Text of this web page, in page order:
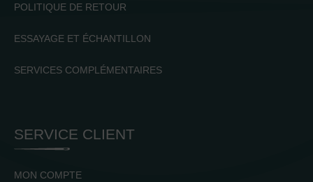
POLITIQUE DE RETOUR
ESSAYAGE ET ÉCHANTILLON
SERVICES COMPLÉMENTAIRES
SERVICE CLIENT
MON COMPTE